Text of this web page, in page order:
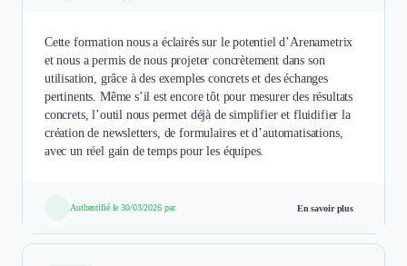
Cette formation nous a éclairés sur le potentiel d’Arenametrix
et nous a permis de nous projeter concrètement dans son
utilisation, grâce à des exemples concrets et des échanges
pertinents. Même s’il est encore tôt pour mesurer des résultats
concrets, l’outil nous permet déjà de simplifier et fluidifier la
création de newsletters, de formulaires et d’automatisations,
avec un réel gain de temps pour les équipes.
Authentifié le 30/03/2026 par En savoir plus